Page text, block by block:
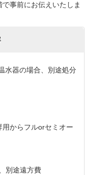
事前にお伝えいたしま
水器の場合、別途処分
からフルorセミオー
別途遠方費